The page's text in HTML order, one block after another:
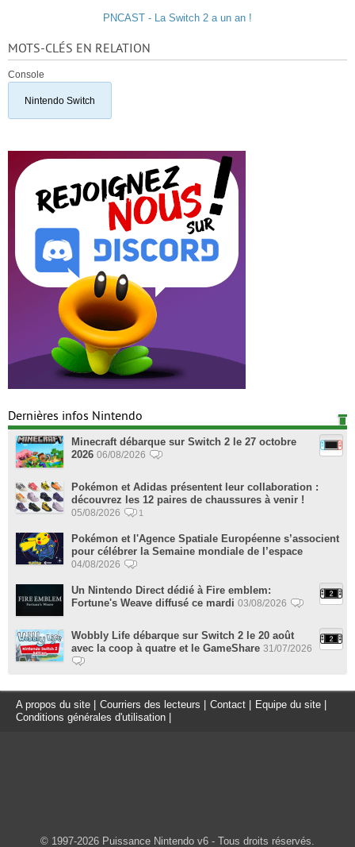
PNCAST - La Switch 2 a un an !
MOTS-CLÉS EN RELATION
Console
Nintendo Switch
Dernières infos Nintendo
Minecraft débarque sur Switch 2 le 27 octobre
2026 06/08/2026
Pokémon et Adidas présentent leur collaboration :
découvrez les 12 paires de chaussures à venir !
05/08/2026 1
Pokémon et l'Agence Spatiale Européenne s’associent
pour célébrer la Semaine mondiale de l’espace
04/08/2026
Un Nintendo Direct dédié à Fire emblem:
Fortune's Weave diffusé ce mardi 03/08/2026
Wobbly Life débarque sur Switch 2 le 20 août
avec la coop à quatre et le GameShare 31/07/2026
A propos du site Courriers des lecteurs Contact Equipe du site
Conditions générales d'utilisation
© 1997-2026 Puissance Nintendo v6 - Tous droits réservés.